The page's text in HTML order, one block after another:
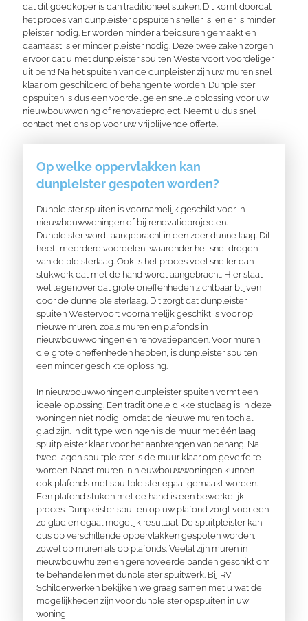
dat dit goedkoper is dan traditioneel stuken. Dit komt doordat
het proces van dunpleister opspuiten sneller is, en er is minder
pleister nodig. Er worden minder arbeidsuren gemaakt en
daarnaast is er minder pleister nodig. Deze twee zaken zorgen
ervoor dat u met dunpleister spuiten Westervoort voordeliger
uit bent! Na het spuiten van de dunpleister zijn uw muren snel
klaar om geschilderd of behangen te worden. Dunpleister
opspuiten is dus een voordelige en snelle oplossing voor uw
nieuwbouwwoning of renovatieproject. Neemt u dus snel
contact met ons op voor uw vrijblijvende offerte.
Op welke oppervlakken kan
dunpleister gespoten worden?
Dunpleister spuiten is voornamelijk geschikt voor in
nieuwbouwwoningen of bij renovatieprojecten.
Dunpleister wordt aangebracht in een zeer dunne laag. Dit
heeft meerdere voordelen, waaronder het snel drogen
van de pleisterlaag. Ook is het proces veel sneller dan
stukwerk dat met de hand wordt aangebracht. Hier staat
wel tegenover dat grote oneffenheden zichtbaar blijven
door de dunne pleisterlaag. Dit zorgt dat dunpleister
spuiten Westervoort voornamelijk geschikt is voor op
nieuwe muren, zoals muren en plafonds in
nieuwbouwwoningen en renovatiepanden. Voor muren
die grote oneffenheden hebben, is dunpleister spuiten
een minder geschikte oplossing.
In nieuwbouwwoningen dunpleister spuiten vormt een
ideale oplossing. Een traditionele dikke stuclaag is in deze
woningen niet nodig, omdat de nieuwe muren toch al
glad zijn. In dit type woningen is de muur met één laag
spuitpleister klaar voor het aanbrengen van behang. Na
twee lagen spuitpleister is de muur klaar om geverfd te
worden. Naast muren in nieuwbouwwoningen kunnen
ook plafonds met spuitpleister egaal gemaakt worden.
Een plafond stuken met de hand is een bewerkelijk
proces. Dunpleister spuiten op uw plafond zorgt voor een
zo glad en egaal mogelijk resultaat. De spuitpleister kan
dus op verschillende oppervlakken gespoten worden,
zowel op muren als op plafonds. Veelal zijn muren in
nieuwbouwhuizen en gerenoveerde panden geschikt om
te behandelen met dunpleister spuitwerk. Bij RV
Schilderwerken bekijken we graag samen met u wat de
mogelijkheden zijn voor dunpleister opspuiten in uw
woning!